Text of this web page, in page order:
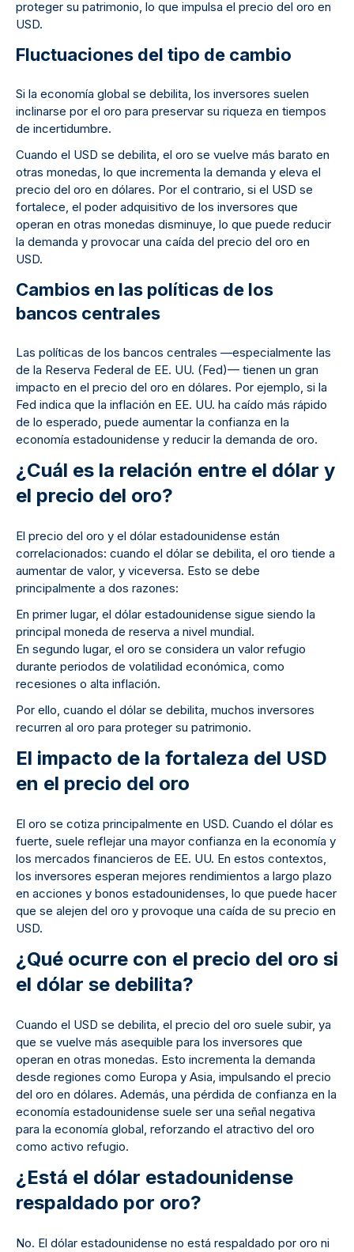
proteger su patrimonio, lo que impulsa el precio del oro en
USD.
Fluctuaciones del tipo de cambio
Si la economía global se debilita, los inversores suelen
inclinarse por el oro para preservar su riqueza en tiempos
de incertidumbre.
Cuando el USD se debilita, el oro se vuelve más barato en
otras monedas, lo que incrementa la demanda y eleva el
precio del oro en dólares. Por el contrario, si el USD se
fortalece, el poder adquisitivo de los inversores que
operan en otras monedas disminuye, lo que puede reducir
la demanda y provocar una caída del precio del oro en
USD.
Cambios en las políticas de los
bancos centrales
Las políticas de los bancos centrales —especialmente las
de la Reserva Federal de EE. UU. (Fed)— tienen un gran
impacto en el precio del oro en dólares. Por ejemplo, si la
Fed indica que la inflación en EE. UU. ha caído más rápido
de lo esperado, puede aumentar la confianza en la
economía estadounidense y reducir la demanda de oro.
¿Cuál es la relación entre el dólar y
el precio del oro?
El precio del oro y el dólar estadounidense están
correlacionados: cuando el dólar se debilita, el oro tiende a
aumentar de valor, y viceversa. Esto se debe
principalmente a dos razones:
En primer lugar, el dólar estadounidense sigue siendo la
principal moneda de reserva a nivel mundial.
En segundo lugar, el oro se considera un valor refugio
durante periodos de volatilidad económica, como
recesiones o alta inflación.
Por ello, cuando el dólar se debilita, muchos inversores
recurren al oro para proteger su patrimonio.
El impacto de la fortaleza del USD
en el precio del oro
El oro se cotiza principalmente en USD. Cuando el dólar es
fuerte, suele reflejar una mayor confianza en la economía y
los mercados financieros de EE. UU. En estos contextos,
los inversores esperan mejores rendimientos a largo plazo
en acciones y bonos estadounidenses, lo que puede hacer
que se alejen del oro y provoque una caída de su precio en
USD.
¿Qué ocurre con el precio del oro si
el dólar se debilita?
Cuando el USD se debilita, el precio del oro suele subir, ya
que se vuelve más asequible para los inversores que
operan en otras monedas. Esto incrementa la demanda
desde regiones como Europa y Asia, impulsando el precio
del oro en dólares. Además, una pérdida de confianza en la
economía estadounidense suele ser una señal negativa
para la economía global, reforzando el atractivo del oro
como activo refugio.
¿Está el dólar estadounidense
respaldado por oro?
No. El dólar estadounidense no está respaldado por oro ni